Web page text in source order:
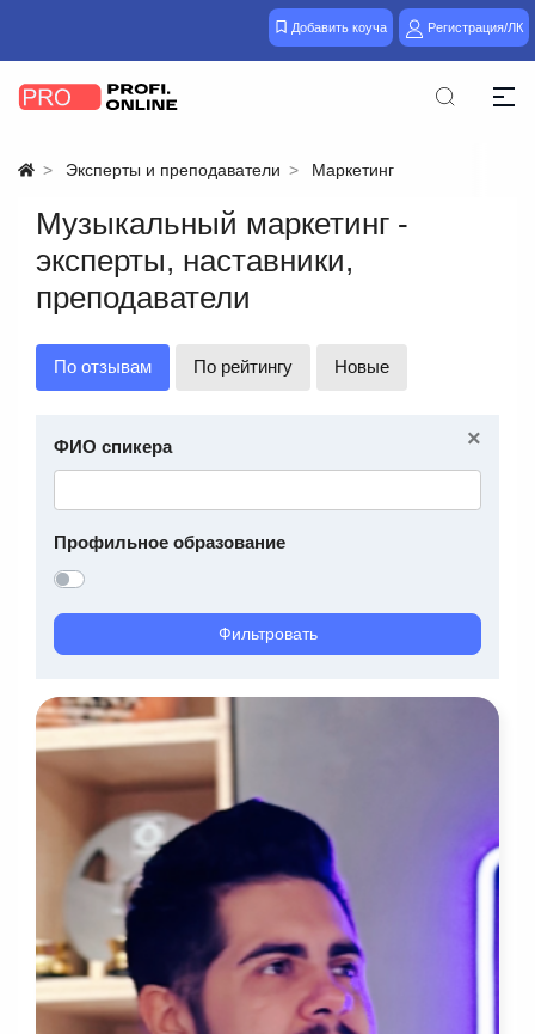
Добавить коуча Регистрация/ЛК
Эксперты и преподаватели Маркетинг
Музыкальный маркетинг -
эксперты, наставники,
преподаватели
По отзывам По рейтингу Новые
×
ФИО спикера
Профильное образование
Фильтровать